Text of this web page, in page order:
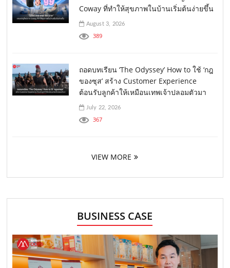
Coway ที่ทำให้สุขภาพในบ้านเริ่มต้นง่ายขึ้น
August 3, 2026
389
ถอดบทเรียน ‘The Odyssey’ How to ใช้ ‘กฎ
ของซุส’ สร้าง Customer Experience
ต้อนรับลูกค้าให้เหมือนเทพเจ้าปลอมตัวมา
July 22, 2026
367
VIEW MORE
BUSINESS CASE